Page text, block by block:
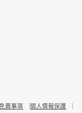
責事項
個人情報保護